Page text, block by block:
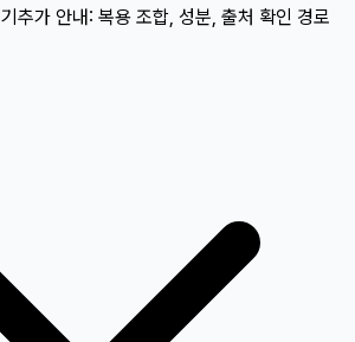
추가 안내: 복용 조합, 성분, 출처 확인 경로